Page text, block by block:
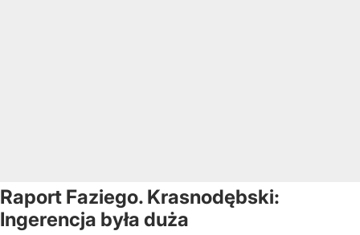
Raport Faziego. Krasnodębski:
Ingerencja była duża